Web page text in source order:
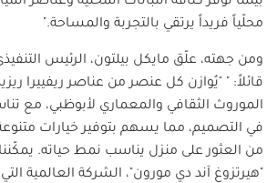
محلّياً فريداً يرتقي بالتجربة والمساحة."
ومن جهته، علّق مايكل بيلتون، الرئيس
قائلاً: " "يُوازن كل عنصر من عناصر ريفييرا
الموروث الثقافي والمعماري لأبوظبي، مع
في التصميم، مما يسهم بتوفير خيارات
من العثور على منزل يناسب نمط حياته.
"هيرتزوغ آند دي مورون"، الشركة العالمية التي